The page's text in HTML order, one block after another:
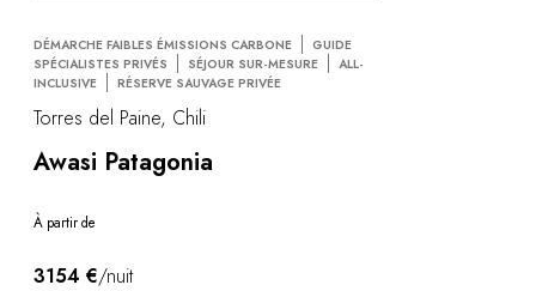
DÉMARCHE FAIBLES ÉMISSIONS CARBONE
GUIDE
SPÉCIALISTES PRIVÉS
SÉJOUR SUR-MESURE
ALL-
INCLUSIVE
RÉSERVE SAUVAGE PRIVÉE
Torres del Paine, Chili
Awasi Patagonia
À partir de
3154 €/nuit